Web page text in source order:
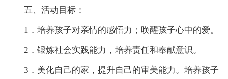
五、活动目标：
1．培养孩子对亲情的感悟力；唤醒孩子心中的爱。
2．锻炼社会实践能力，培养责任和奉献意识。
3．美化自己的家，提升自己的审美能力。培养孩子